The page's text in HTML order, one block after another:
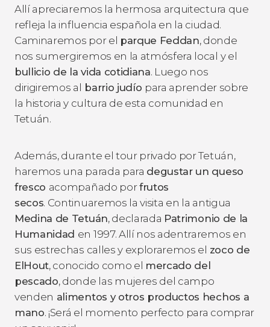
Allí apreciaremos la hermosa arquitectura que
refleja la influencia española en la ciudad.
Caminaremos por el parque Feddan, donde
nos sumergiremos en la atmósfera local y el
bullicio de la vida cotidiana. Luego nos
dirigiremos al barrio judío para aprender sobre
la historia y cultura de esta comunidad en
Tetuán.
Además, durante el tour privado por Tetuán,
haremos una parada para degustar un queso
fresco acompañado porfrutos
secos. Continuaremos la visita en la antigua
Medina de Tetuán, declarada Patrimonio de la
Humanidad en 1997. Allí nos adentraremos en
sus estrechas calles y exploraremos el zoco de
ElHout, conocido como el mercado del
pescado, donde las mujeres del campo
venden alimentos y otros productos hechos a
mano. ¡Será el momento perfecto para comprar